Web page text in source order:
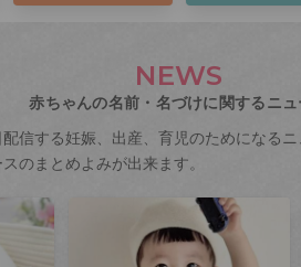
NEWS
赤ちゃんの名前・名づけに関するニュ
信する妊娠、出産、育児のためになる
のまとめよみが出来ます。